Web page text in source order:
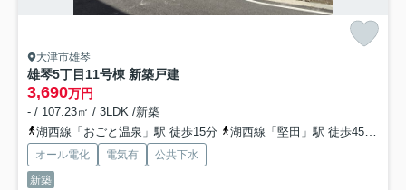
大津市雄琴
雄琴5丁目11号棟 新築戸建
3,690万円
- / 107.23㎡ / 3LDK /新築
湖西線「おごと温泉」駅 徒歩15分
湖西線「堅田」駅 徒歩45分
オール電化 電気有
公共下水
新築